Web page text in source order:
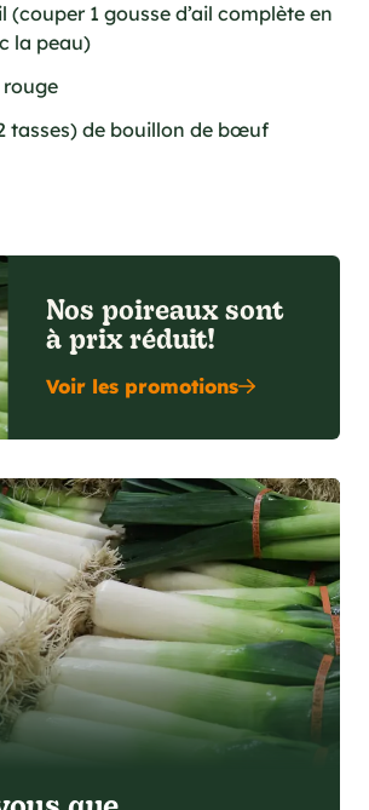
(couper 1 gousse d’ail complète en
la peau)
rouge
tasses) de bouillon de bœuf
Nos poireaux sont
à prix réduit!
Voir les promotions